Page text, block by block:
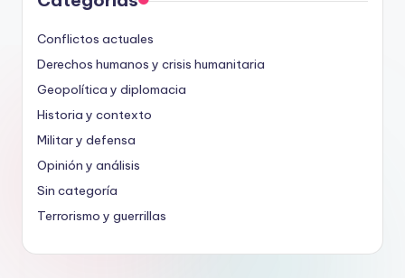
Conflictos actuales
Derechos humanos y crisis humanitaria
Geopolítica y diplomacia
Historia y contexto
Militar y defensa
Opinión y análisis
Sin categoría
Terrorismo y guerrillas